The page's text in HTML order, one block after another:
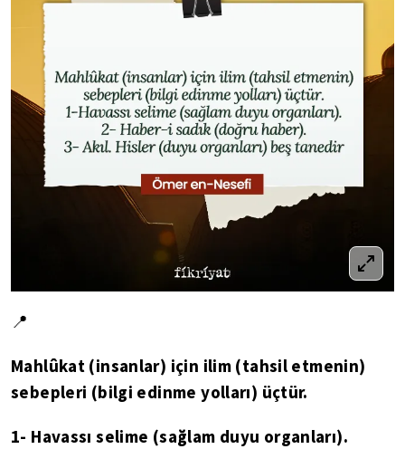
📍
Mahlûkat (insanlar) için ilim (tahsil etmenin)
sebepleri (bilgi edinme yolları) üçtür.
1- Havassı selime (sağlam duyu organları).